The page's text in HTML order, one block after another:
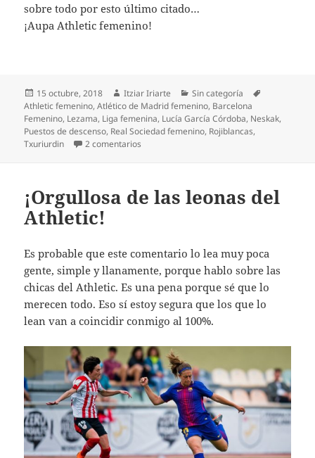
sobre todo por esto último citado…
¡Aupa Athletic femenino!
Publicado
el
15 octubre, 2018 Autor
Itziar Iriarte Categorías
Sin categoría
Athletic femenino,Atlético de Madrid femenino, Barcelona
Femenino, Lezama, Liga femenina, Lucía García Córdoba, Neskak,
Puestos de descenso, Real Sociedad femenino, Rojiblancas,
Txuriurdin
2 comentarios
¡Orgullosa de las leonas del
Athletic!
Es probable que este comentario lo lea muy poca
gente, simple y llanamente, porque hablo sobre las
chicas del Athletic. Es una pena porque sé que lo
merecen todo. Eso sí estoy segura que los que lo
lean van a coincidir conmigo al 100%.